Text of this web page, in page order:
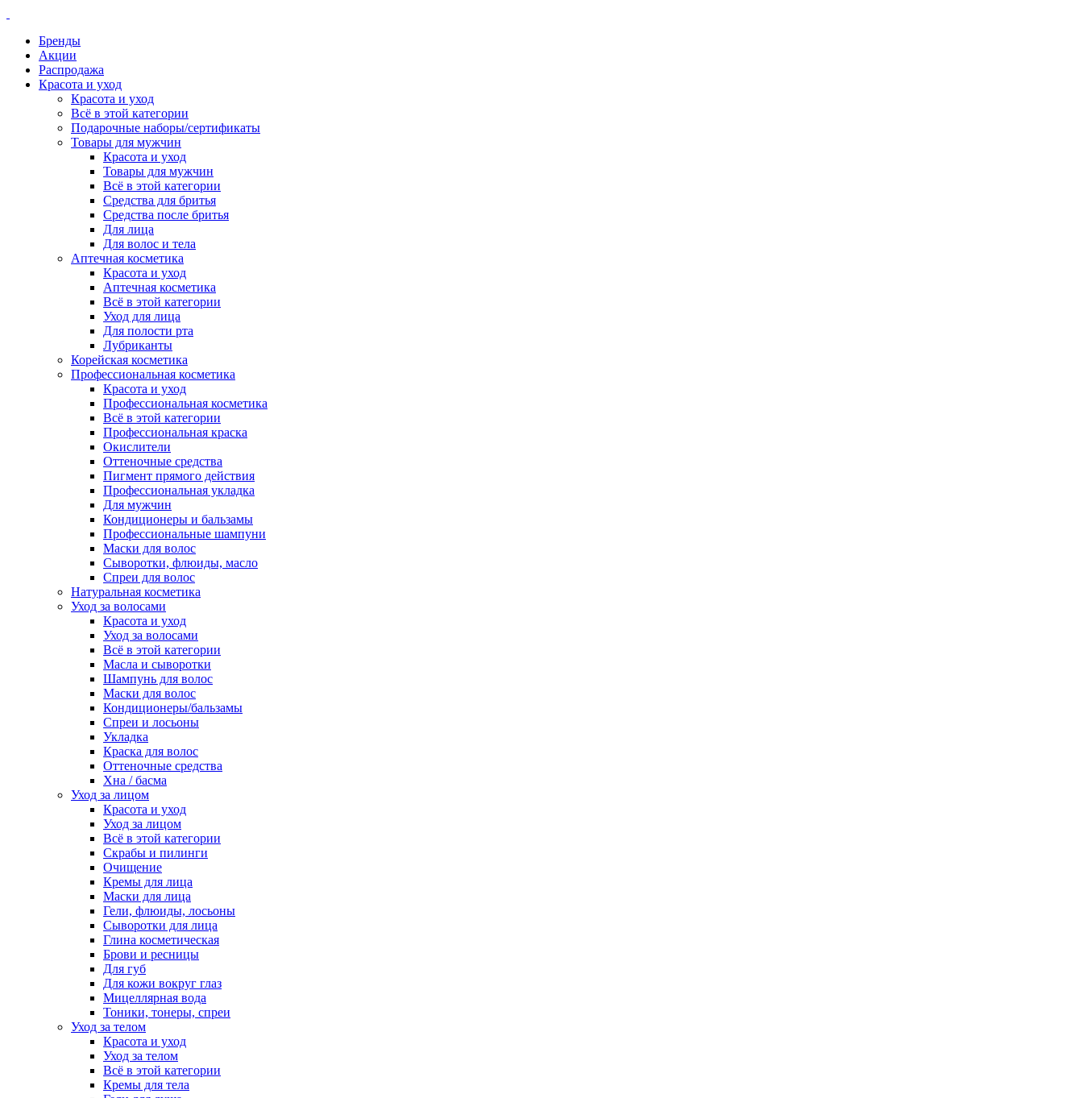
Бренды
Акции
Распродажа
Красота и уход
Красота и уход
Всё в этой категории
Подарочные наборы/сертификаты
Товары для мужчин
Красота и уход
Товары для мужчин
Всё в этой категории
Средства для бритья
Средства после бритья
Для лица
Для волос и тела
Аптечная косметика
Красота и уход
Аптечная косметика
Всё в этой категории
Уход для лица
Для полости рта
Лубриканты
Корейская косметика
Профессиональная косметика
Красота и уход
Профессиональная косметика
Всё в этой категории
Профессиональная краска
Окислители
Оттеночные средства
Пигмент прямого действия
Профессиональная укладка
Для мужчин
Кондиционеры и бальзамы
Профессиональные шампуни
Маски для волос
Сыворотки, флюиды, масло
Спреи для волос
Натуральная косметика
Уход за волосами
Красота и уход
Уход за волосами
Всё в этой категории
Масла и сыворотки
Шампунь для волос
Маски для волос
Кондиционеры/бальзамы
Спреи и лосьоны
Укладка
Краска для волос
Оттеночные средства
Хна / басма
Уход за лицом
Красота и уход
Уход за лицом
Всё в этой категории
Скрабы и пилинги
Очищение
Кремы для лица
Маски для лица
Гели, флюиды, лосьоны
Сыворотки для лица
Глина косметическая
Брови и ресницы
Для губ
Для кожи вокруг глаз
Мицеллярная вода
Тоники, тонеры, спреи
Уход за телом
Красота и уход
Уход за телом
Всё в этой категории
Кремы для тела